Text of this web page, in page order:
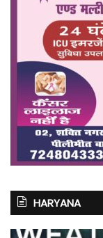
HARYANA